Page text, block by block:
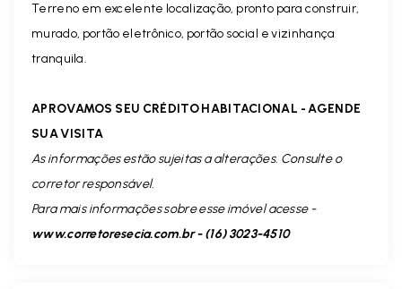
Terreno em excelente localização, pronto para construir,
murado, portão eletrônico, portão social e vizinhança
tranquila.
APROVAMOS SEU CRÉDITO HABITACIONAL - AGENDE
SUA VISITA
As informações estão sujeitas a alterações. Consulte o
corretor responsável.
Para mais informações sobre esse imóvel acesse -
www.corretoresecia.com.br - (16) 3023-4510